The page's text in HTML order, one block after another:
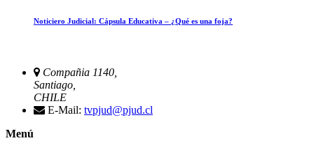
Noticiero Judicial: Cápsula Educativa – ¿Qué es una foja?
Compañia 1140,
Santiago,
CHILE
E-Mail: tvpjud@pjud.cl
Menú